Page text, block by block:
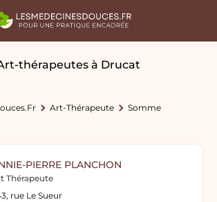
thérapeutes à Drucat
Art-Thérapeute
Somme
PIERRE PLANCHON
Thérapeute
rue Le Sueur